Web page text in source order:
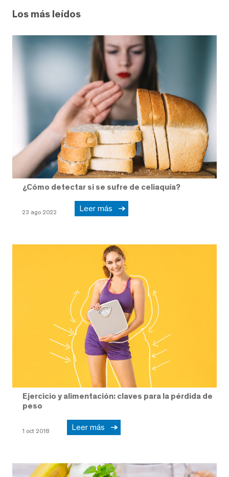
Los más leídos
¿Cómo detectar si se sufre de celiaquía?
23 ago 2022 Leer más
Ejercicio y alimentación: claves para la pérdida de
peso
1 oct 2018 Leer más